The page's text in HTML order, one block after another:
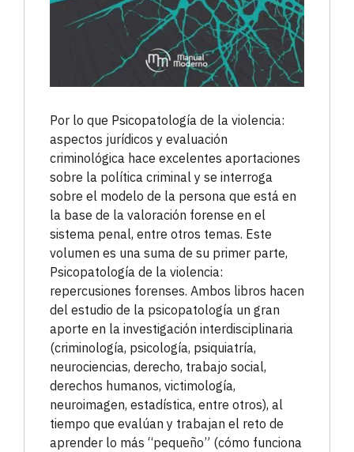
Por lo que Psicopatología de la violencia:
aspectos jurídicos y evaluación
criminológica hace excelentes aportaciones
sobre la política criminal y se interroga
sobre el modelo de la persona que está en
la base de la valoración forense en el
sistema penal, entre otros temas. Este
volumen es una suma de su primer parte,
Psicopatología de la violencia:
repercusiones forenses. Ambos libros hacen
del estudio de la psicopatología un gran
aporte en la investigación interdisciplinaria
(criminología, psicología, psiquiatría,
neurociencias, derecho, trabajo social,
derechos humanos, victimología,
neuroimagen, estadística, entre otros), al
tiempo que evalúan y trabajan el reto de
aprender lo más “pequeño” (cómo funciona